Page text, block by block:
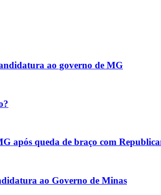
ao governo de MG
após queda de braço com
ao Governo de Minas